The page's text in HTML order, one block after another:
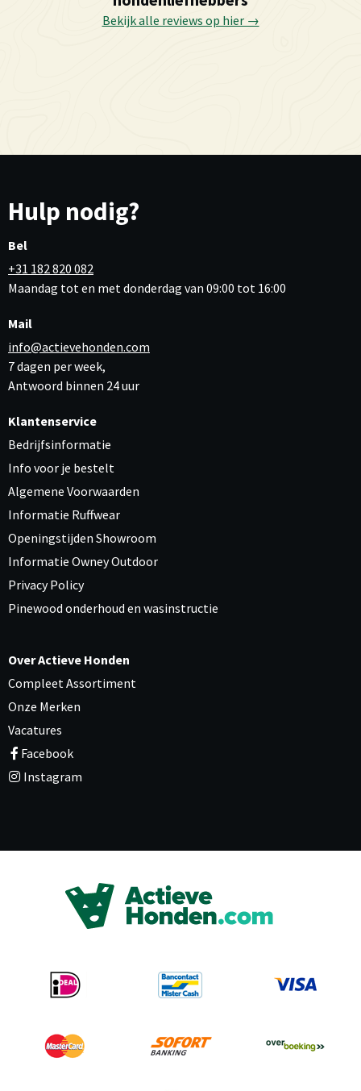
Bekijk alle reviews op hier →
Hulp nodig?
Bel
+31 182 820 082
Maandag tot en met donderdag van 09:00 tot 16:00
Mail
info@actievehonden.com
7 dagen per week,
Antwoord binnen 24 uur
Klantenservice
Bedrijfsinformatie
Info voor je bestelt
Algemene Voorwaarden
Informatie Ruffwear
Openingstijden Showroom
Informatie Owney Outdoor
Privacy Policy
Pinewood onderhoud en wasinstructie
Over Actieve Honden
Compleet Assortiment
Onze Merken
Vacatures
Facebook
Instagram